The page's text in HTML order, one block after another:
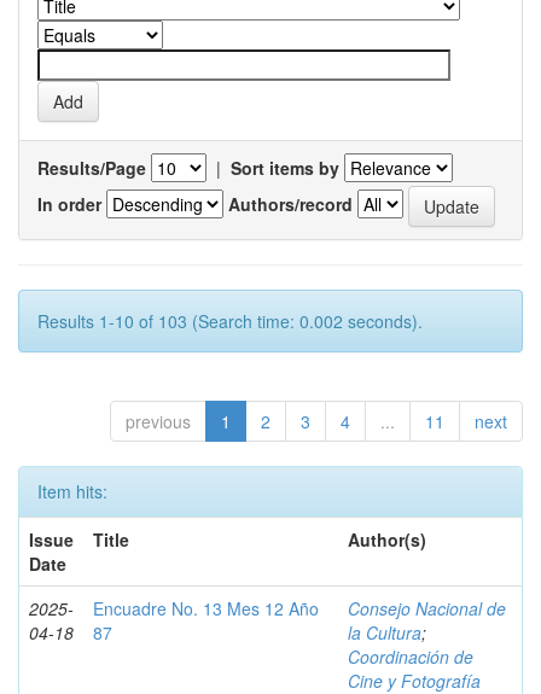
Results/Page | Sort items by
In order
Authors/record
Results 1-10 of 103 (Search time: 0.002 seconds).
previous 1 2 3 4 ... 11 next
Item hits:
Issue
Date
Title Author(s)
2025-
04-18
Encuadre No. 13 Mes 12 Año
87
Consejo Nacional de
la Cultura;
Coordinación de
Cine y Fotografía